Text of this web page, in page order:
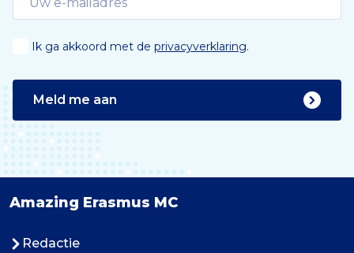
Ik ga akkoord met de privacyverklaring.
Meld me aan
Amazing Erasmus MC
Redactie